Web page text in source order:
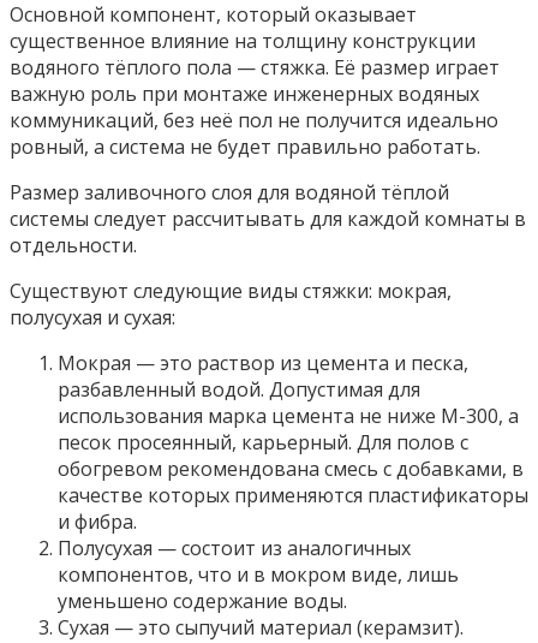
Основной компонент, который оказывает
существенное влияние на толщину конструкции
водяного тёплого пола — стяжка. Её размер играет
важную роль при монтаже инженерных водяных
коммуникаций, без неё пол не получится идеально
ровный, а система не будет правильно работать.
Размер заливочного слоя для водяной тёплой
системы следует рассчитывать для каждой комнаты в
отдельности.
Существуют следующие виды стяжки: мокрая,
полусухая и сухая:
Мокрая — это раствор из цемента и песка,
разбавленный водой. Допустимая для
использования марка цемента не ниже М-300, а
песок просеянный, карьерный. Для полов с
обогревом рекомендована смесь с добавками, в
качестве которых применяются пластификаторы
и фибра.
Полусухая — состоит из аналогичных
компонентов, что и в мокром виде, лишь
уменьшено содержание воды.
Сухая — это сыпучий материал (керамзит).